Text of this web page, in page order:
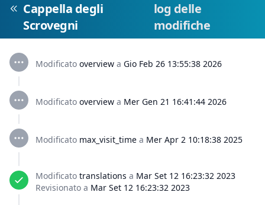
Cappella degli
Scrovegni
log delle
modifiche
Modificato overview a Gio Feb 26 13:55:38 2026
Modificato overview a Mer Gen 21 16:41:44 2026
Modificato max_visit_time a Mer Apr 2 10:18:38 2025
Modificato translations a Mar Set 12 16:23:32 2023
Revisionato a Mar Set 12 16:23:32 2023